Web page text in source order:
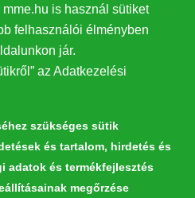
híreinkről, eseményeinkről!
is használ sütiket
felhasználói élményben
jár.
az Adatkezelési
szükséges sütik
és tartalom, hirdetés és
adatok és termékfejlesztés
megőrzése